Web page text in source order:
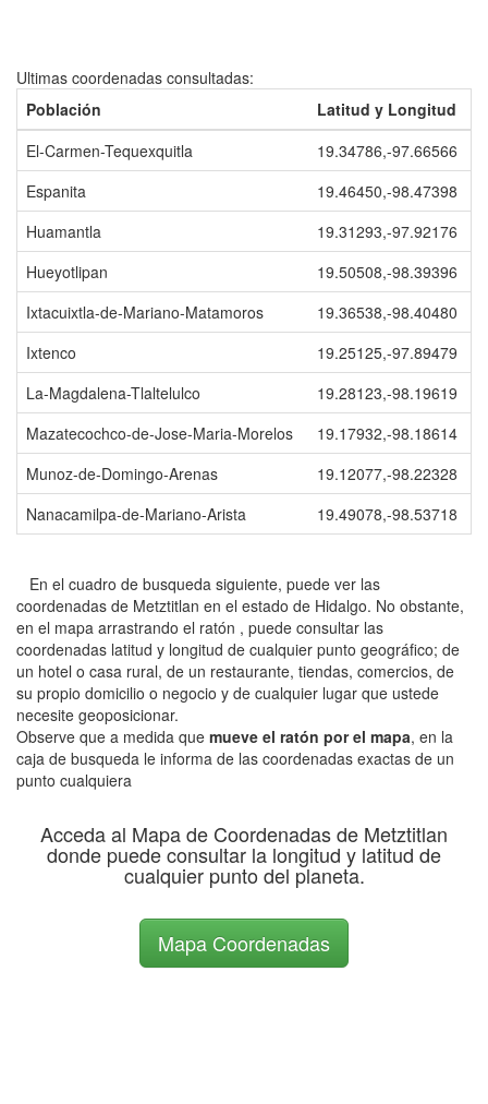
Ultimas coordenadas consultadas:
Población
Latitud y Longitud
El-Carmen-Tequexquitla
19.34786,-97.66566
Espanita
19.46450,-98.47398
Huamantla
19.31293,-97.92176
Hueyotlipan
19.50508,-98.39396
Ixtacuixtla-de-Mariano-Matamoros
19.36538,-98.40480
Ixtenco
19.25125,-97.89479
La-Magdalena-Tlaltelulco
19.28123,-98.19619
Mazatecochco-de-Jose-Maria-Morelos
19.17932,-98.18614
Munoz-de-Domingo-Arenas
19.12077,-98.22328
Nanacamilpa-de-Mariano-Arista
19.49078,-98.53718
En el cuadro de busqueda siguiente, puede ver las
coordenadas de Metztitlan en el estado de Hidalgo. No obstante,
en el mapa arrastrando el ratón , puede consultar las
coordenadas latitud y longitud de cualquier punto geográfico; de
un hotel o casa rural, de un restaurante, tiendas, comercios, de
su propio domicilio o negocio y de cualquier lugar que ustede
necesite geoposicionar.
Observe que a medida que mueve el ratón por el mapa, en la
caja de busqueda le informa de las coordenadas exactas de un
punto cualquiera
Acceda al Mapa de Coordenadas de Metztitlan
donde puede consultar la longitud y latitud de
cualquier punto del planeta.
Mapa Coordenadas